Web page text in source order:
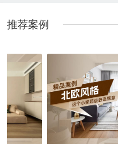
推荐案例